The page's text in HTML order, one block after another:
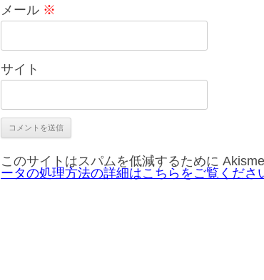
メール ※
サイト
このサイトはスパムを低減するために
ータの処理方法の詳細はこちらをご覧くださ